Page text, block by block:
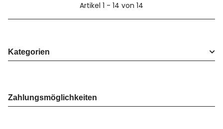
Artikel 1 - 14 von 14
Kategorien
Zahlungsmöglichkeiten